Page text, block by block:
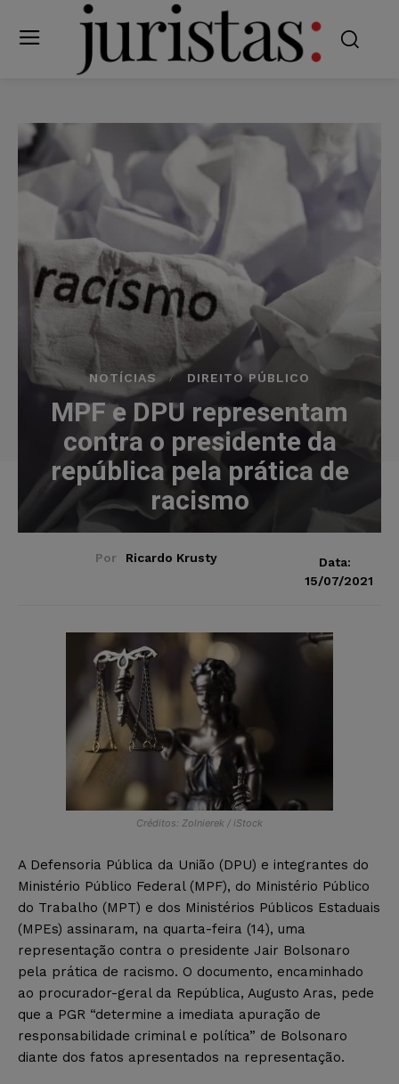
NOTÍCIAS DIREITO PÚBLICO
MPF e DPU representam
contra o presidente da
república pela prática de
racismo
Por Ricardo Krusty
Data:
15/07/2021
Créditos: Zolnierek / iStock
A Defensoria Pública da União (DPU) e integrantes do
Ministério Público Federal (MPF), do Ministério Público
do Trabalho (MPT) e dos Ministérios Públicos Estaduais
(MPEs) assinaram, na quarta-feira (14), uma
representação contra o presidente Jair Bolsonaro
pela prática de racismo. O documento, encaminhado
ao procurador-geral da República, Augusto Aras, pede
que a PGR “determine a imediata apuração de
responsabilidade criminal e política” de Bolsonaro
diante dos fatos apresentados na representação.